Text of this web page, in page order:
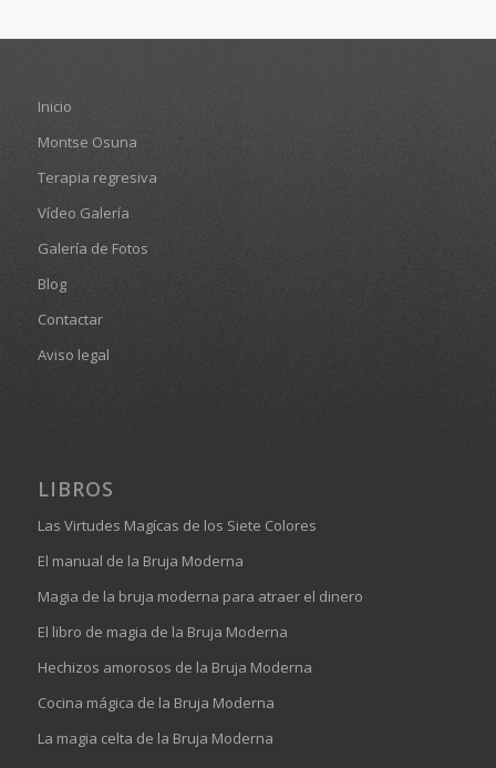
Inicio
Montse Osuna
Terapia regresiva
Vídeo Galería
Galería de Fotos
Blog
Contactar
Aviso legal
LIBROS
Las Virtudes Magícas de los Siete Colores
El manual de la Bruja Moderna
Magia de la bruja moderna para atraer el dinero
El libro de magia de la Bruja Moderna
Hechizos amorosos de la Bruja Moderna
Cocina mágica de la Bruja Moderna
La magia celta de la Bruja Moderna